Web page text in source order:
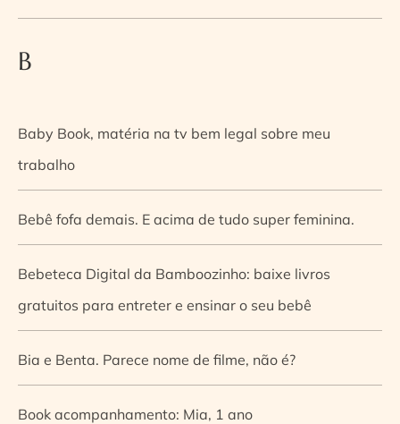
B
Baby Book, matéria na tv bem legal sobre meu
trabalho
Bebê fofa demais. E acima de tudo super feminina.
Bebeteca Digital da Bamboozinho: baixe livros
gratuitos para entreter e ensinar o seu bebê
Bia e Benta. Parece nome de filme, não é?
Book acompanhamento: Mia, 1 ano